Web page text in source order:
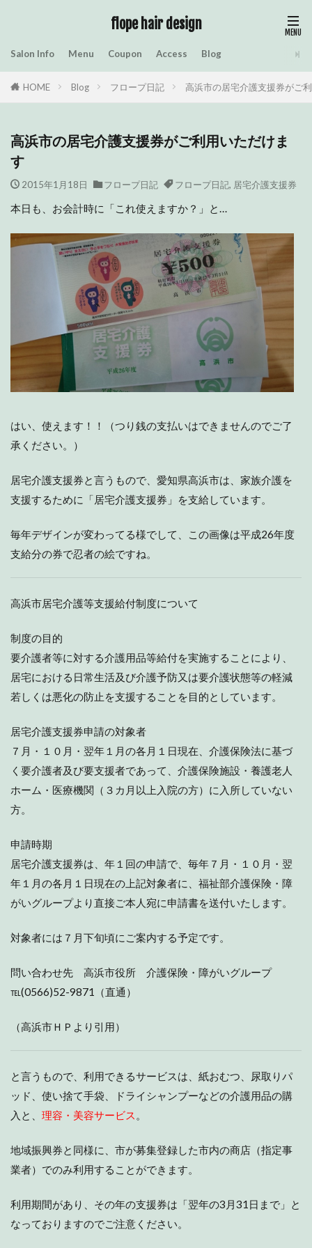
flope hair design
Salon Info Menu Coupon Access Blog
HOME Blog フロープ日記 高浜市の居宅介護支援券がご
高浜市の居宅介護支援券がご利用いただけま
す
2015年1月18日 フロープ日記 フロープ日記, 居宅介護支援券
本日も、お会計時に「これ使えますか？」と…
はい、使えます！！（つり銭の支払いはできませんのでご了
承ください。）
居宅介護支援券と言うもので、愛知県高浜市は、家族介護を
支援するために「居宅介護支援券」を支給しています。
毎年デザインが変わってる様でして、この画像は平成26年度
支給分の券で忍者の絵ですね。
高浜市居宅介護等支援給付制度について
制度の目的
要介護者等に対する介護用品等給付を実施することにより、
居宅における日常生活及び介護予防又は要介護状態等の軽減
若しくは悪化の防止を支援することを目的としています。
居宅介護支援券申請の対象者
７月・１０月・翌年１月の各月１日現在、介護保険法に基づ
く要介護者及び要支援者であって、介護保険施設・養護老人
ホーム・医療機関（３カ月以上入院の方）に入所していない
方。
申請時期
居宅介護支援券は、年１回の申請で、毎年７月・１０月・翌
年１月の各月１日現在の上記対象者に、福祉部介護保険・障
がいグループより直接ご本人宛に申請書を送付いたします。
対象者には７月下旬頃にご案内する予定です。
問い合わせ先 高浜市役所 介護保険・障がいグループ
℡(0566)52-9871（直通）
（高浜市ＨＰより引用）
と言うもので、利用できるサービスは、紙おむつ、尿取りパ
ッド、使い捨て手袋、ドライシャンプーなどの介護用品の購
入と、 理容・美容サービス
地域振興券と同様に、市が募集登録した市内の商店（指定事
業者）でのみ利用することができます。
利用期間があり、その年の支援券は「翌年の3月31日まで」と
なっておりますのでご注意ください。